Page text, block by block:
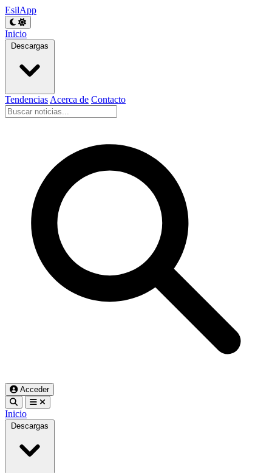
EsilApp
Inicio
Descargas
Tendencias Acerca de Contacto
Acceder
Inicio
Descargas